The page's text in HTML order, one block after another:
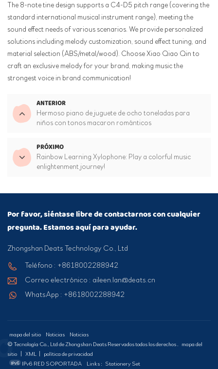
The 8-note tine design supports a C4-D5 pitch range (covering the
standard international musical instrument range), meeting the
sound effect needs of various scenarios. We provide personalized
solutions including melody customization, sound effect tuning, and
material selection (ABS/metal/wood). Choose Xiao Qiao Qin to
craft an exclusive melody for your brand, making music the
strongest voice in brand communication!
ANTERIOR
Hermoso piano de juguete de ocho toneladas para
niños con tonos macaron románticos
PRÓXIMO
Rainbow Learning Xylophone: Play a colorful music
enlightenment journey!
Por favor, siéntase libre de contactarnos con cualquier
pregunta. Estamos aquí para ayudar.
Zhongshan Deats Technology Co., Ltd
Teléfono : +8618002288942
Correo electrónico : aileen.lan@deats.cn
WhatsApp : +8618002288942
mapa del sitio Noticias
Noticias
© Tecnología Co., Ltd de Zhongshan Deats Reservados todos los derechos . mapa del
sitio
XML
política de privacidad
IPv6 RED SOPORTADA
Links : Stationery Set